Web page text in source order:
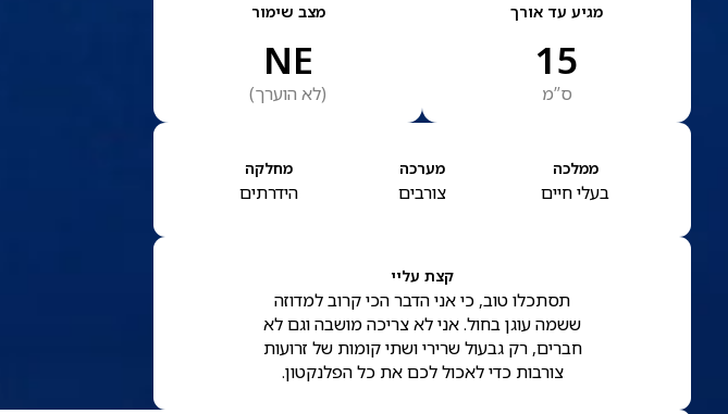
מגיע עד אורך
15
ס”מ
מצב שימור
NE
(לא הוערך)
ממלכה
בעלי חיים
מערכה
צורבים
מחלקה
הידרתים
קצת עליי
תסתכלו טוב, כי אני הדבר הכי קרוב למדוזה
ששמה עוגן בחול. אני לא צריכה מושבה וגם לא
חברים, רק גבעול שרירי ושתי קומות של זרועות
צורבות כדי לאכול לכם את כל הפלנקטון.